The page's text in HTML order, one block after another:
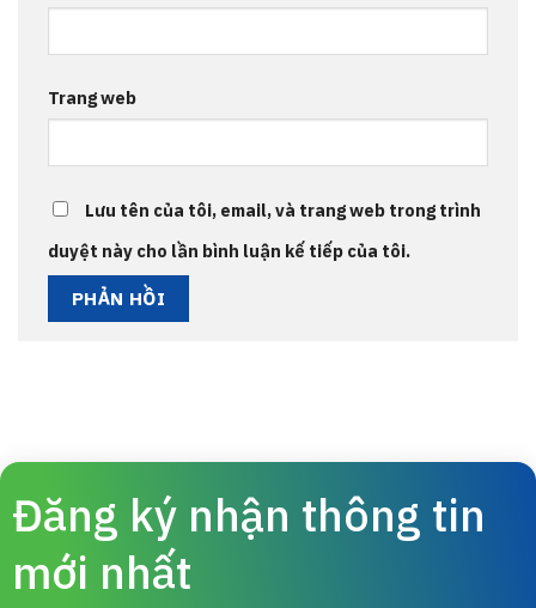
Trang web
Lưu tên của tôi, email, và trang web trong trình
duyệt này cho lần bình luận kế tiếp của tôi.
Đăng ký nhận thông tin
mới nhất